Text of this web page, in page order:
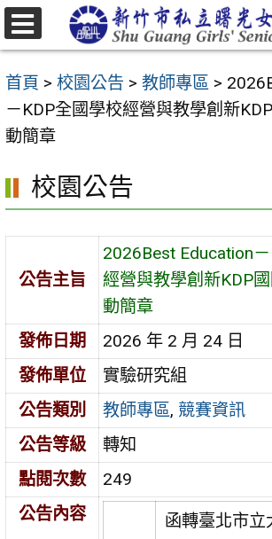
跳
至
要
容
首頁 > 校園公告 > 教師專區 >
－KDP全國學校經營與教學創新
動簡章
校園公告
公告主旨
2026Best Education
經營與教學創新KDP
動簡章
發佈日期
2026 年 2 月 24 日
發佈單位
實驗研究組
公告類別
教師專區, 競賽資訊
公告等級
轉知
點閱次數
249
公告內容
函轉臺北市立
選
單